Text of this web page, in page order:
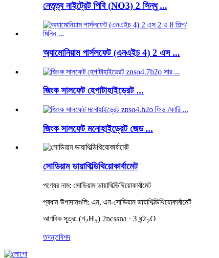
নেতৃত্ব নাইট্রেট পিবি (NO3) 2 সিন্ধু ...
অ্যামোনিয়াম পার্সলফেট (এনএইচ 4) 2 এস ...
জিংক সালফেট হেপাটাহাইড্রেট ...
জিংক সালফেট মনোহাইড্রেট জেড ...
সোডিয়াম ডায়াথিল্ডিথিয়োকার্বামেট
পণ্যের নাম: সোডিয়াম ডায়াথিল্ডিথিয়োকার্বামেট
প্রধান উপাদানগুলি: এন, এন-সোডিয়াম ডায়াথিল্ডিথিয়োকার্বামেট
আণবিক সূত্র: (গ2H5) 2ncssna · 3 ঘন্টা2O
তদন্তবিশদ